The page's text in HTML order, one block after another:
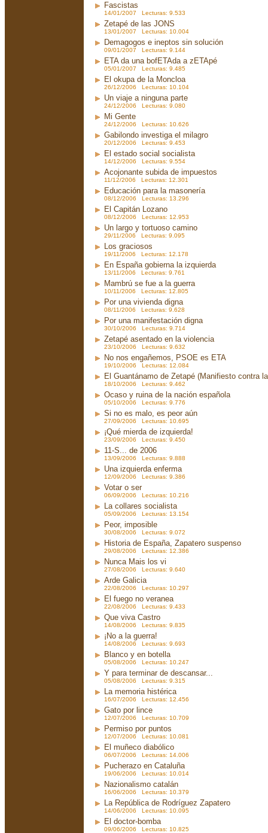
Fascistas
14/01/2007 Lecturas: 9.533
Zetapé de las JONS
13/01/2007 Lecturas: 10.004
Demagogos e ineptos sin solución
09/01/2007 Lecturas: 9.144
ETA da una bofETAda a zETApé
05/01/2007 Lecturas: 9.485
El okupa de la Moncloa
26/12/2006 Lecturas: 10.104
Un viaje a ninguna parte
24/12/2006 Lecturas: 9.080
Mi Gente
24/12/2006 Lecturas: 10.626
Gabilondo investiga el milagro
20/12/2006 Lecturas: 9.453
El estado social socialista
14/12/2006 Lecturas: 9.554
Acojonante subida de impuestos
11/12/2006 Lecturas: 12.301
Educación para la masonería
08/12/2006 Lecturas: 13.296
El Capitán Lozano
08/12/2006 Lecturas: 12.953
Un largo y tortuoso camino
29/11/2006 Lecturas: 9.095
Los graciosos
19/11/2006 Lecturas: 12.178
En España gobierna la izquierda
13/11/2006 Lecturas: 9.761
Mambrú se fue a la guerra
10/11/2006 Lecturas: 12.805
Por una vivienda digna
08/11/2006 Lecturas: 9.628
Por una manifestación digna
30/10/2006 Lecturas: 9.714
Zetapé asentado en la violencia
23/10/2006 Lecturas: 9.632
No nos engañemos, PSOE es ETA
19/10/2006 Lecturas: 12.084
El Guantánamo de Zetapé (Manifiesto contra
18/10/2006 Lecturas: 9.462
Ocaso y ruina de la nación española
05/10/2006 Lecturas: 9.776
Si no es malo, es peor aún
27/09/2006 Lecturas: 10.695
¡Qué mierda de izquierda!
23/09/2006 Lecturas: 9.450
11-S... de 2006
13/09/2006 Lecturas: 9.888
Una izquierda enferma
12/09/2006 Lecturas: 9.386
Votar o ser
06/09/2006 Lecturas: 10.216
La collares socialista
05/09/2006 Lecturas: 13.154
Peor, imposible
30/08/2006 Lecturas: 9.072
Historia de España, Zapatero suspenso
29/08/2006 Lecturas: 12.386
Nunca Mais los vi
27/08/2006 Lecturas: 9.640
Arde Galicia
22/08/2006 Lecturas: 10.297
El fuego no veranea
22/08/2006 Lecturas: 9.433
Que viva Castro
14/08/2006 Lecturas: 9.835
¡No a la guerra!
14/08/2006 Lecturas: 9.693
Blanco y en botella
05/08/2006 Lecturas: 10.247
Y para terminar de descansar...
05/08/2006 Lecturas: 9.315
La memoria histérica
16/07/2006 Lecturas: 12.456
Gato por lince
12/07/2006 Lecturas: 10.709
Permiso por puntos
12/07/2006 Lecturas: 10.081
El muñeco diabólico
06/07/2006 Lecturas: 14.006
Pucherazo en Cataluña
19/06/2006 Lecturas: 10.014
Nazionalismo catalán
16/06/2006 Lecturas: 10.379
La República de Rodríguez Zapatero
14/06/2006 Lecturas: 10.095
El doctor-bomba
09/06/2006 Lecturas: 10.825